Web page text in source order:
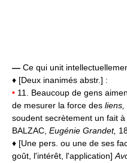
— Ce qui unit
♦ [Deux inanimés abstr.] :
• 11. Beaucoup de gens
de mesurer la force des liens,
soudent secrètement un fait
BALZAC, Eugénie Grandet,
♦ [Une pers. ou une de ses
goût, l'intérêt, l'application]